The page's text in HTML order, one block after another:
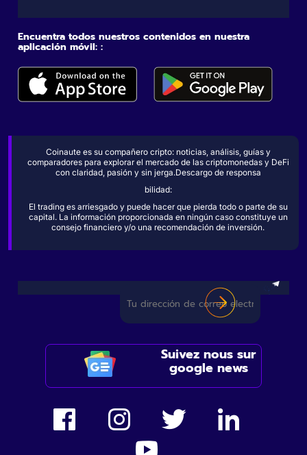
Encuentra todos nuestros contenidos en nuestra
aplicación móvil: :
Coinaute es su compañero cripto: noticias, análisis, guías y
comparadores para explorar el mercado de las criptomonedas y DeFi
con claridad, pasión y sin jerga.Descargo de responsa
bilidad:
El trading es arriesgado y puede hacer que pierda todo o parte de su
capital. La información proporcionada en ningún caso constituye un
consejo financiero y/o una recomendación de inversión.
Suivez nous sur
google news